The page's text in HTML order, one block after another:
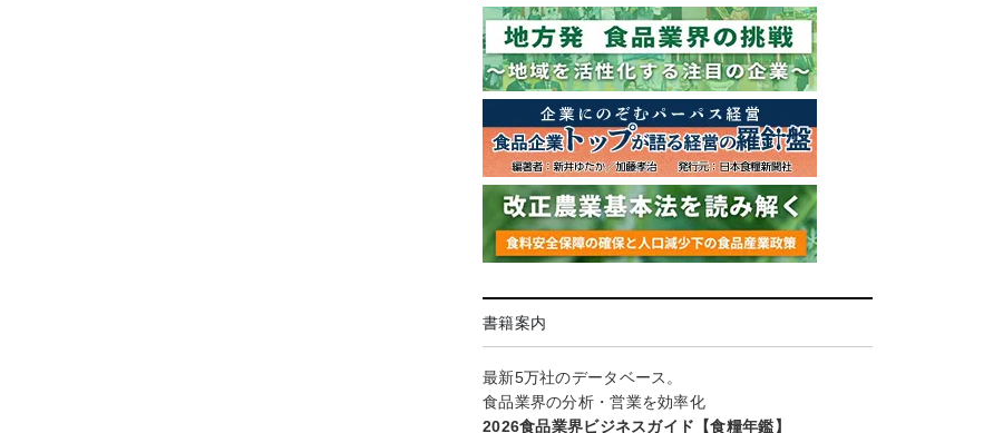
書籍案内
最新5万社のデータベース。
食品業界の分析・営業を効率化
2026食品業界ビジネスガイド【食糧年鑑】